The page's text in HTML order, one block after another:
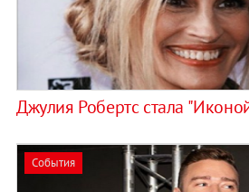
Джулия Робертс стала
События